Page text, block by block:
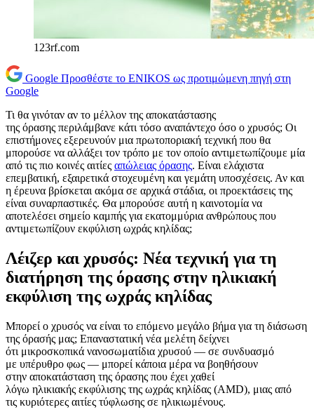
123rf.com
Google Προσθέστε το ENIKOS ως προτιμώμενη πηγή στη
Google
Τι θα γινόταν αν το μέλλον της αποκατάστασης
της όρασης περιλάμβανε κάτι τόσο αναπάντεχο όσο ο χρυσός; Οι
επιστήμονες εξερευνούν μια πρωτοποριακή τεχνική που θα
μπορούσε να αλλάξει τον τρόπο με τον οποίο αντιμετωπίζουμε μία
από τις πιο κοινές αιτίες απώλειας όρασης. Είναι ελάχιστα
επεμβατική, εξαιρετικά στοχευμένη και γεμάτη υποσχέσεις. Αν και
η έρευνα βρίσκεται ακόμα σε αρχικά στάδια, οι προεκτάσεις της
είναι συναρπαστικές. Θα μπορούσε αυτή η καινοτομία να
αποτελέσει σημείο καμπής για εκατομμύρια ανθρώπους που
αντιμετωπίζουν εκφύλιση ωχράς κηλίδας;
Λέιζερ και χρυσός: Νέα τεχνική για τη
διατήρηση της όρασης στην ηλικιακή
εκφύλιση της ωχράς κηλίδας
Μπορεί ο χρυσός να είναι το επόμενο μεγάλο βήμα για τη διάσωση
της όρασής μας; Επαναστατική νέα μελέτη δείχνει
ότι μικροσκοπικά νανοσωματίδια χρυσού — σε συνδυασμό
με υπέρυθρο φως — μπορεί κάποια μέρα να βοηθήσουν
στην αποκατάσταση της όρασης που έχει χαθεί
λόγω ηλικιακής εκφύλισης της ωχράς κηλίδας (AMD), μιας από
τις κυριότερες αιτίες τύφλωσης σε ηλικιωμένους.